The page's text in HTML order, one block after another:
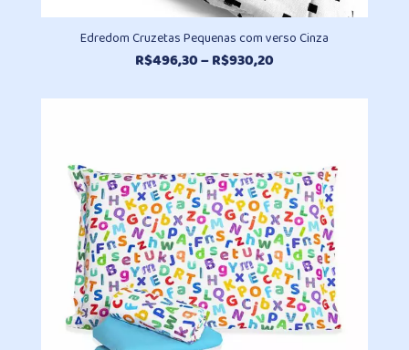
Edredom Cruzetas Pequenas com verso Cinza
R$496,30–R$930,20Faixa
preço:
R$930,20